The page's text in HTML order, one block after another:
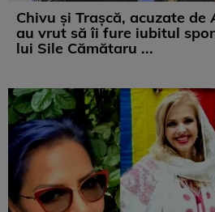
Chivu și Trașcă, acuzate de
au vrut să îi fure iubitul
lui Sile Cămătaru ...